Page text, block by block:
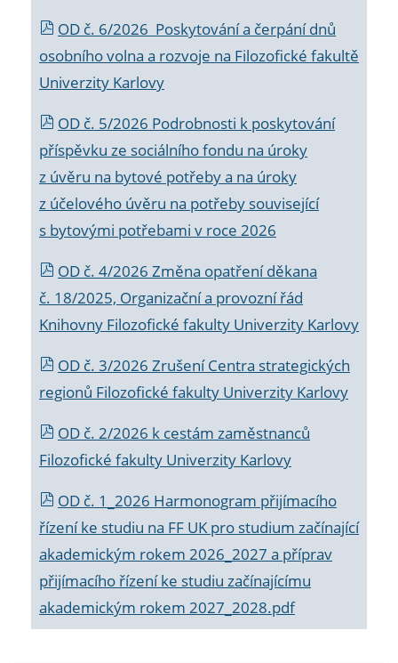
OD č. 6/2026 Poskytování a čerpání dnů
osobního volna a rozvoje na Filozofické fakultě
Univerzity Karlovy
OD č. 5/2026 Podrobnosti k poskytování
příspěvku ze sociálního fondu na úroky
z úvěru na bytové potřeby a na úroky
z účelového úvěru na potřeby související
s bytovými potřebami v roce 2026
OD č. 4/2026 Změna opatření děkana
č. 18/2025, Organizační a provozní řád
Knihovny Filozofické fakulty Univerzity Karlovy
OD č. 3/2026 Zrušení Centra strategických
regionů Filozofické fakulty Univerzity Karlovy
OD č. 2/2026 k cestám zaměstnanců
Filozofické fakulty Univerzity Karlovy
OD č. 1_2026 Harmonogram přijímacího
řízení ke studiu na FF UK pro studium začínající
akademickým rokem 2026_2027 a příprav
přijímacího řízení ke studiu začínajícímu
akademickým rokem 2027_2028.pdf